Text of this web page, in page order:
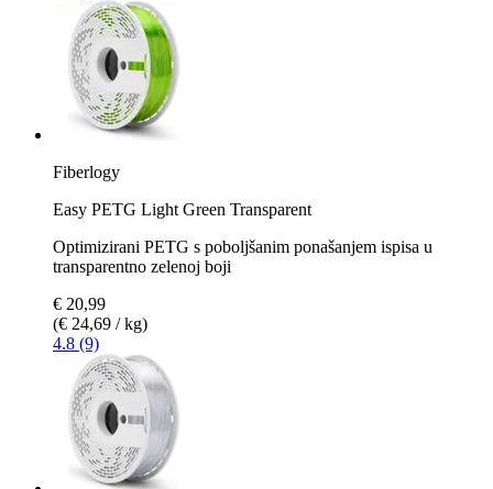
Fiberlogy
Easy PETG Light Green Transparent
Optimizirani PETG s poboljšanim ponašanjem ispisa u
transparentno zelenoj boji
€ 20,99
(€ 24,69 / kg)
4.8 (9)